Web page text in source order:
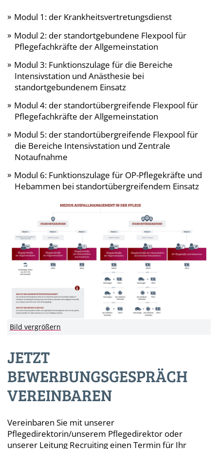
Modul 1: der Krankheitsvertretungsdienst
Modul 2: der standortgebundene Flexpool für
Pflegefachkräfte der Allgemeinstation
Modul 3: Funktionszulage für die Bereiche
Intensivstation und Anästhesie bei
standortgebundenem Einsatz
Modul 4: der standortübergreifende Flexpool für
Pflegefachkräfte der Allgemeinstation
Modul 5: der standortübergreifende Flexpool für
die Bereiche Intensivstation und Zentrale
Notaufnahme
Modul 6: Funktionszulage für OP-Pflegekräfte und
Hebammen bei standortübergreifendem Einsatz
Bild vergrößern
JETZT
BEWERBUNGSGESPRÄCH
VEREINBAREN
Vereinbaren Sie mit unserer
Pflegedirektorin/unserem Pflegedirektor oder
unserer Leitung Recruiting einen Termin für Ihr